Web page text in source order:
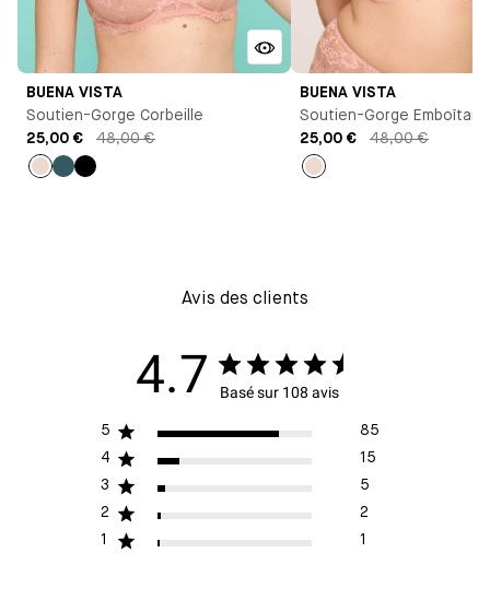
BUENA VISTA
Soutien-Gorge Corbeille
25,00 €
48,00 €
BUENA VISTA
Soutien-Gorge Emboîtant
25,00 €
48,00 €
Avis des clients
4.7 Basé sur 108 avis
5
85
4
15
3
5
2
2
1
1